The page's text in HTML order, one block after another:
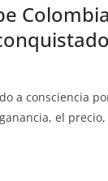
a consciencia
el